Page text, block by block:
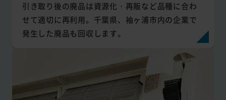
引き取り後の廃品は資源化・再販など品種に合わ
せて適切に再利用。千葉県、袖ヶ浦市内の企業で
発生した廃品も回収します。